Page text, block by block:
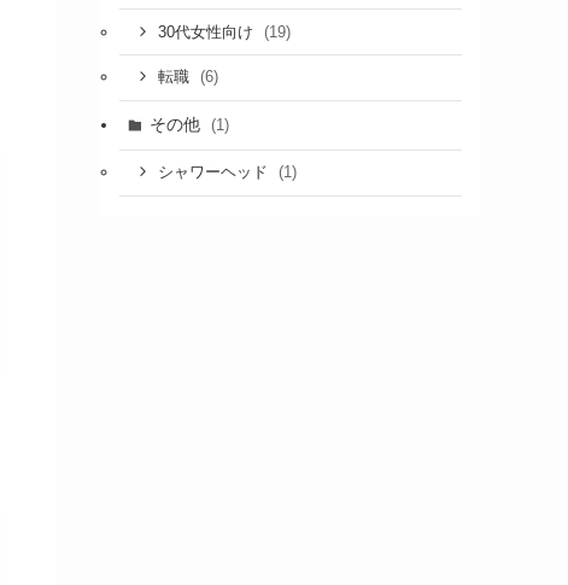
30代女性向け (19)
転職 (6)
その他 (1)
シャワーヘッド (1)